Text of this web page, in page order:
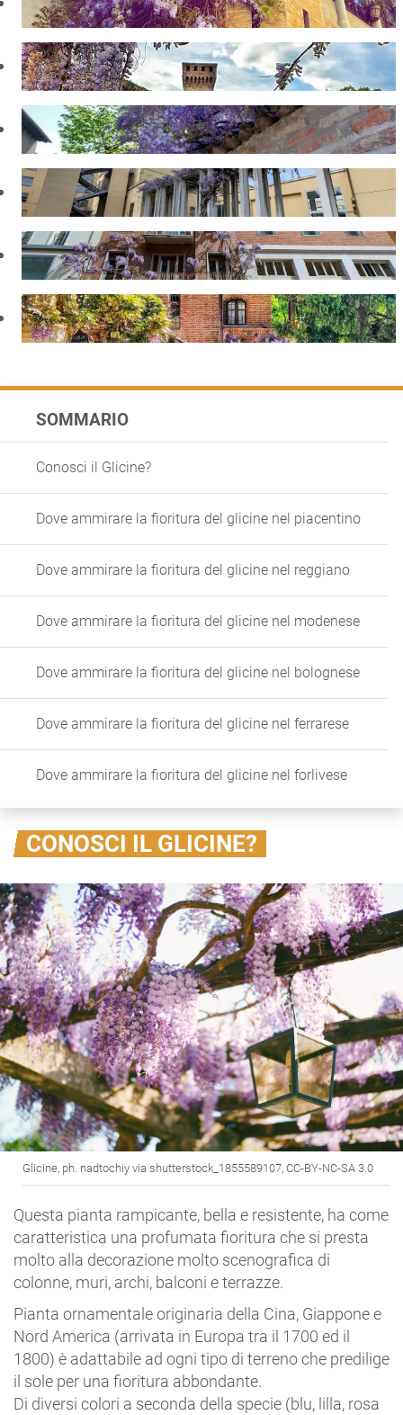
SOMMARIO
Conosci il Glicine?
Dove ammirare la fioritura del glicine nel piacentino
Dove ammirare la fioritura del glicine nel reggiano
Dove ammirare la fioritura del glicine nel modenese
Dove ammirare la fioritura del glicine nel bolognese
Dove ammirare la fioritura del glicine nel ferrarese
Dove ammirare la fioritura del glicine nel forlivese
CONOSCI IL GLICINE?
Glicine, ph. nadtochiy via shutterstock_1855589107, CC-BY-NC-SA 3.0
Questa pianta rampicante, bella e resistente, ha come
caratteristica una profumata fioritura che si presta
molto alla decorazione molto scenografica di
colonne, muri, archi, balconi e terrazze.
Pianta ornamentale originaria della Cina, Giappone e
Nord America (arrivata in Europa tra il 1700 ed il
1800) è adattabile ad ogni tipo di terreno che predilige
il sole per una fioritura abbondante.
Di diversi colori a seconda della specie (blu, lilla, rosa